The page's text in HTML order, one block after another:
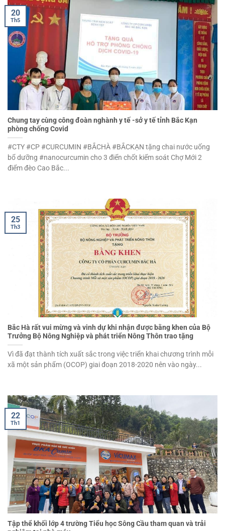
Chung tay cùng công đoàn nghành y tế -sở y tế tỉnh Bắc Kạn
phòng chống Covid
#CTY #CP #CURCUMIN #BẮCHÀ #BẮCKẠN tặng chai nước uống
bổ dưỡng #nanocurcumin cho 3 điển chốt kiểm soát Chợ Mới 2
điểm đèo Cao Bắc...
20
Th5
Bắc Hà rất vui mừng và vinh dự khi nhận được bằng khen của Bộ
Trưởng Bộ Nông Nghiệp và phát triển Nông Thôn trao tặng
Vì đã đạt thành tích xuất sắc trong việc triển khai chương trình mỗi
xã một sản phẩm (OCOP) giai đoạn 2018-2020 nên vào ngày...
25
Th3
Tập thể khối lớp 4 trường Tiểu học Sông Cầu tham quan và trải
22
Th1